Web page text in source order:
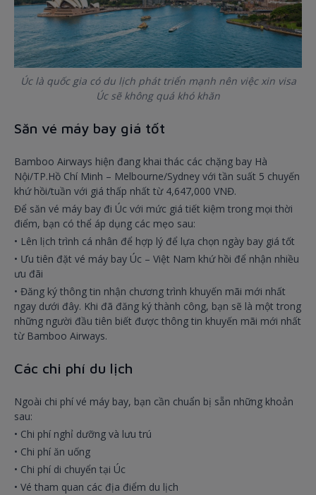
Úc là quốc gia có du lịch phát triển mạnh nên việc xin visa
Úc sẽ không quá khó khăn
Săn vé máy bay giá tốt
Bamboo Airways hiện đang khai thác các chặng bay Hà
Nội/TP.Hồ Chí Minh – Melbourne/Sydney với tần suất 5 chuyến
khứ hồi/tuần với giá thấp nhất từ 4,647,000 VNĐ.
Để săn vé máy bay đi Úc với mức giá tiết kiệm trong mọi thời
điểm, bạn có thể áp dụng các mẹo sau:
• Lên lịch trình cá nhân để hợp lý để lựa chọn ngày bay giá tốt
• Ưu tiên đặt vé máy bay Úc – Việt Nam khứ hồi để nhận nhiều
ưu đãi
• Đăng ký thông tin nhận chương trình khuyến mãi mới nhất
ngay dưới đây. Khi đã đăng ký thành công, bạn sẽ là một trong
những người đầu tiên biết được thông tin khuyến mãi mới nhất
từ Bamboo Airways.
Các chi phí du lịch
Ngoài chi phí vé máy bay, bạn cần chuẩn bị sẵn những khoản
sau:
• Chi phí nghỉ dưỡng và lưu trú
• Chi phí ăn uống
• Chi phí di chuyển tại Úc
• Vé tham quan các địa điểm du lịch